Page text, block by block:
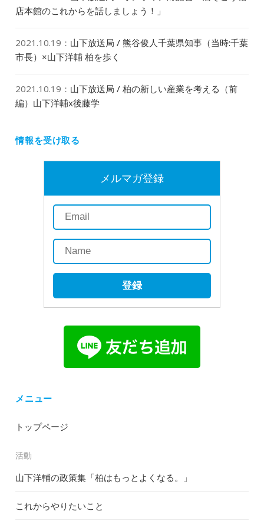
店本館のこれからを話しましょう！」
2021.10.19 ： 山下放送局 / 熊谷俊人千葉県知事（当時:千葉
市長）×山下洋輔 柏を歩く
2021.10.19 ： 山下放送局 / 柏の新しい産業を考える（前
編）山下洋輔x後藤学
情報を受け取る
メルマガ登録
登録
メニュー
トップページ
活動
山下洋輔の政策集「柏はもっとよくなる。」
これからやりたいこと